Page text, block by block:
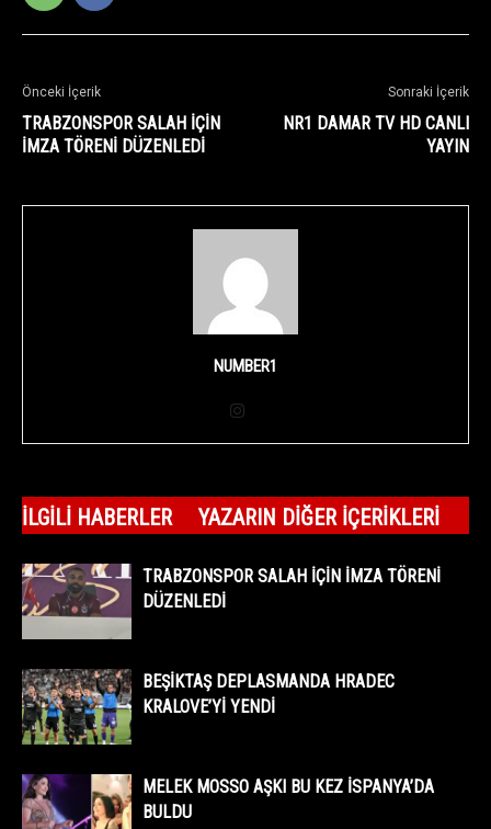
Önceki İçerik
TRABZONSPOR SALAH İÇİN
İMZA TÖRENİ DÜZENLEDİ
Sonraki İçerik
NR1 DAMAR TV HD CANLI
YAYIN
NUMBER1
İLGILI HABERLER YAZARIN DIĞER İÇERIKLERI
TRABZONSPOR SALAH İÇİN İMZA TÖRENİ
DÜZENLEDİ
BEŞİKTAŞ DEPLASMANDA HRADEC
KRALOVE’Yİ YENDİ
MELEK MOSSO AŞKI BU KEZ İSPANYA’DA
BULDU